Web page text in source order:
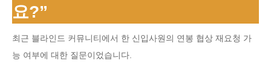
요?”
최근 블라인드 커뮤니티에서 한 신입사원의 연봉 협상 재요청 가
능 여부에 대한 질문이었습니다.